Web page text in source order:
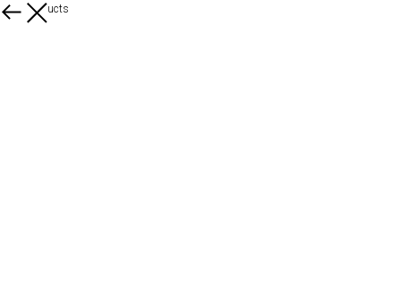
More products